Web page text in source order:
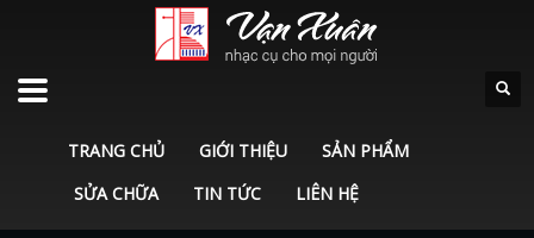
TRANG CHỦ GIỚI THIỆU
SẢN PHẨM
SỬA CHỮA
TIN TỨC LIÊN HỆ